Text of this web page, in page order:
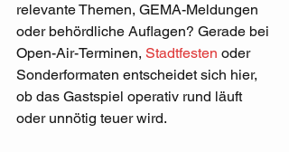
relevante Themen, GEMA-Meldungen
oder behördliche Auflagen? Gerade bei
Open-Air-Terminen, Stadtfesten oder
Sonderformaten entscheidet sich hier,
ob das Gastspiel operativ rund läuft
oder unnötig teuer wird.